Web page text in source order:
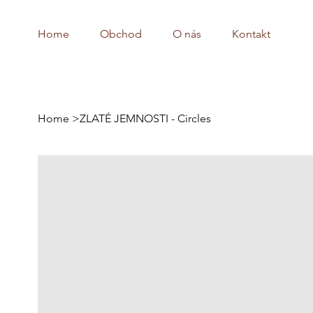
Home Obchod O nás Kontakt
Home >ZLATÉ JEMNOSTI - Circles